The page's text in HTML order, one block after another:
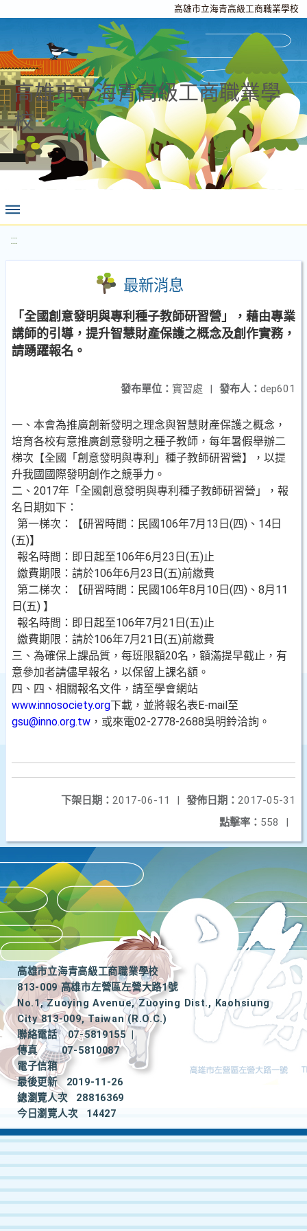
高雄市立海青高級工商職業學校
高雄市立海青高級工商職業學
校
:::
最新消息
「全國創意發明與專利種子教師研習營」，藉由專業
講師的引導，提升智慧財產保護之概念及創作實務，
請踴躍報名。
發布人： dep601
發布單位： 實習處 |
一、本會為推廣創新發明之理念與智慧財產保護之概念，
培育各校有意推廣創意發明之種子教師，每年暑假舉辦二
梯次【全國「創意發明與專利」種子教師研習營】，以提
升我國國際發明創作之競爭力。
二、2017年「全國創意發明與專利種子教師研習營」，報
名日期如下：
第一梯次：【研習時間：民國106年7月13日(四)、14日
(五)】
報名時間：即日起至106年6月23日(五)止
繳費期限：請於106年6月23日(五)前繳費
第二梯次：【研習時間：民國106年8月10日(四)、8月11
日(五) 】
報名時間：即日起至106年7月21日(五)止
繳費期限：請於106年7月21日(五)前繳費
三、為確保上課品質，每班限額20名，額滿提早截止，有
意參加者請儘早報名，以保留上課名額。
四、四、相關報名文件，請至學會網站
www.innosociety.org下載，並將報名表E-mail至
gsu@inno.org.tw ，或來電02-2778-2688吳明鈴洽詢。
發佈日期： 2017-05-31
下架日期： 2017-06-11
|
點擊率： 558 |
高雄市立海青高級工商職業學校
813-009 高雄市左營區左營大路1號
No.1, Zuoying Avenue, Zuoying Dist., Kaohsiung
City 813-009, Taiwan (R.O.C.)
聯絡電話
07-5819155
|
傳真
07-5810087
電子信箱
最後更新
2019-11-26
總瀏覽人次
28816369
今日瀏覽人次
14427